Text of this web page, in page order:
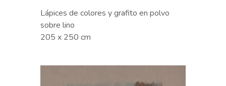
Lápices de colores y grafito en polvo
sobre lino
205 x 250 cm